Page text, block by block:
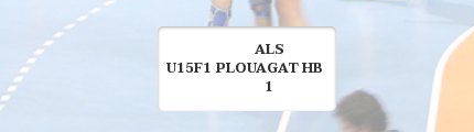
U15F1
ALS
PLOUAGAT HB
1